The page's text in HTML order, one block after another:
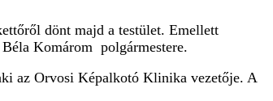
dönt majd a testület. Emellett
Komárom polgármestere.
az Orvosi Képalkotó Klinika vezetője. A